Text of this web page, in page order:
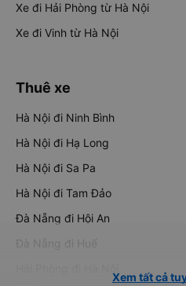
Xe đi Hải Phòng từ Hà Nội
Xe đi Vinh từ Hà Nội
Thuê xe
Hà Nội đi Ninh Bình
Hà Nội đi Hạ Long
Hà Nội đi Sa Pa
Hà Nội đi Tam Đảo
Đà Nẵng đi Hội An
Đà Nẵng đi Huế
Xem tất cả